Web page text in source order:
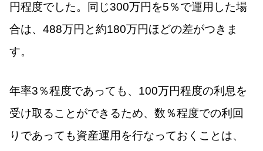
円程度でした。同じ300万円を5％で運用した場
合は、488万円と約180万円ほどの差がつきま
す。
年率3％程度であっても、100万円程度の利息を
受け取ることができるため、数％程度での利回
りであっても資産運用を行なっておくことは、